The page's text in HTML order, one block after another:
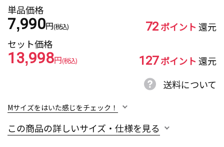
単品価格
7,990円(税込) 72ポイント 還元
セット価格
13,998円(税込) 127ポイント 還元
送料について
Mサイズをはいた感じをチェック！
この商品の詳しいサイズ・仕様を見る